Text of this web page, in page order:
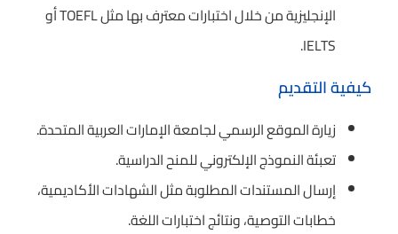
الإنجليزية من خلال اختبارات معترف بها مثل TOEFL أو
IELTS.
كيفية التقديم
زيارة الموقع الرسمي لجامعة الإمارات العربية المتحدة.
تعبئة النموذج الإلكتروني للمنح الدراسية.
إرسال المستندات المطلوبة مثل الشهادات الأكاديمية،
خطابات التوصية، ونتائج اختبارات اللغة.